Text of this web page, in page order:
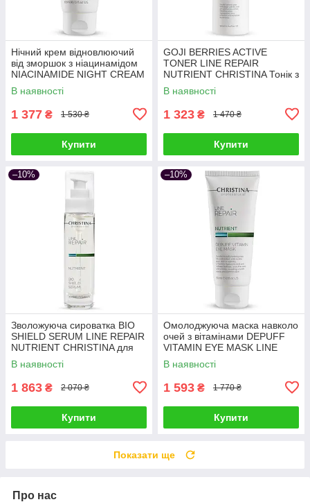
Нічний крем відновлюючий
від зморшок з ніацинамідом
NIACINAMIDE NIGHT CREAM
LINE REPAIR NUTRIENT
CHRISTINA 60 мл
В наявності
1 377 ₴ 1 530 ₴
Купити
GOJI BERRIES ACTIVE
TONER LINE REPAIR
NUTRIENT CHRISTINA Тонік з
ягодами годжі 300 мл
В наявності
1 323 ₴ 1 470 ₴
Купити
–10%
Зволожуюча сироватка BIO
SHIELD SERUM LINE REPAIR
NUTRIENT CHRISTINA для
всіх типів шкіри "Біо Захист"
30 мл
В наявності
1 863 ₴ 2 070 ₴
Купити
–10%
Омолоджуюча маска навколо
очей з вітамінами DEPUFF
VITAMIN EYE MASK LINE
REPAIR NUTRIENT
CHRISTINA 60 мл
В наявності
1 593 ₴ 1 770 ₴
Купити
Показати ще
Про нас